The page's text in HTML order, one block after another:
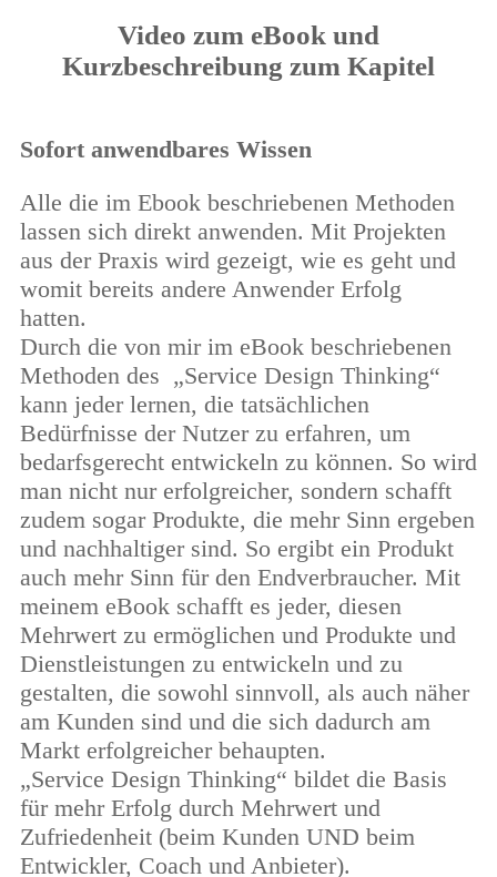
Video zum eBook und
Kurzbeschreibung zum Kapitel
Sofort anwendbares Wissen
Alle die im Ebook beschriebenen Methoden
lassen sich direkt anwenden. Mit Projekten
aus der Praxis wird gezeigt, wie es geht und
womit bereits andere Anwender Erfolg
hatten.
Durch die von mir im eBook beschriebenen
Methoden des „Service Design Thinking“
kann jeder lernen, die tatsächlichen
Bedürfnisse der Nutzer zu erfahren, um
bedarfsgerecht entwickeln zu können. So wird
man nicht nur erfolgreicher, sondern schafft
zudem sogar Produkte, die mehr Sinn ergeben
und nachhaltiger sind. So ergibt ein Produkt
auch mehr Sinn für den Endverbraucher. Mit
meinem eBook schafft es jeder, diesen
Mehrwert zu ermöglichen und Produkte und
Dienstleistungen zu entwickeln und zu
gestalten, die sowohl sinnvoll, als auch näher
am Kunden sind und die sich dadurch am
Markt erfolgreicher behaupten.
„Service Design Thinking“ bildet die Basis
für mehr Erfolg durch Mehrwert und
Zufriedenheit (beim Kunden UND beim
Entwickler, Coach und Anbieter).